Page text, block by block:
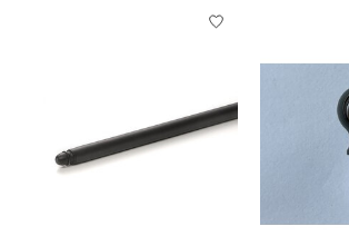
Items van productcarrousel